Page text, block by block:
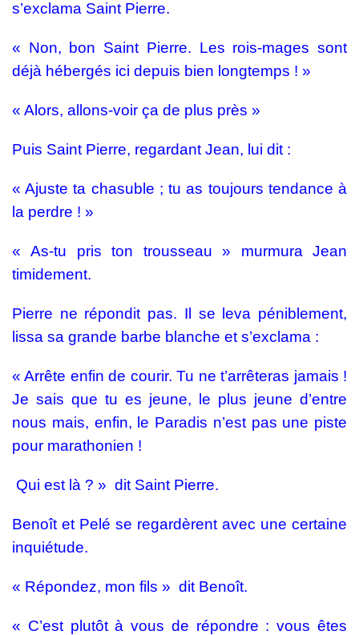
s’exclama Saint Pierre.
« Non, bon Saint Pierre. Les rois-mages sont
déjà hébergés ici depuis bien longtemps ! »
« Alors, allons-voir ça de plus près »
Puis Saint Pierre, regardant Jean, lui dit :
« Ajuste ta chasuble ; tu as toujours tendance à
la perdre ! »
« As-tu pris ton trousseau » murmura Jean
timidement.
Pierre ne répondit pas. Il se leva péniblement,
lissa sa grande barbe blanche et s’exclama :
« Arrête enfin de courir. Tu ne t’arrêteras jamais !
Je sais que tu es jeune, le plus jeune d’entre
nous mais, enfin, le Paradis n’est pas une piste
pour marathonien !
Qui est là ? » dit Saint Pierre.
Benoît et Pelé se regardèrent avec une certaine
inquiétude.
« Répondez, mon fils » dit Benoît.
« C’est plutôt à vous de répondre : vous êtes